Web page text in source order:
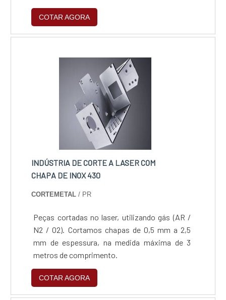
COTAR AGORA
INDÚSTRIA DE CORTE A LASER COM
CHAPA DE INOX 430
CORTEMETAL / PR
Peças cortadas no laser, utilizando gás (AR /
N2 / O2). Cortamos chapas de 0,5 mm a 2,5
mm de espessura, na medida máxima de 3
metros de comprimento.
COTAR AGORA